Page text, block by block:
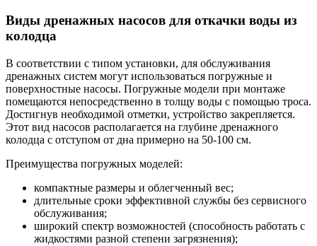
Виды дренажных насосов для откачки воды из
колодца
В соответствии с типом установки, для обслуживания
дренажных систем могут использоваться погружные и
поверхностные насосы. Погружные модели при монтаже
помещаются непосредственно в толщу воды с помощью троса.
Достигнув необходимой отметки, устройство закрепляется.
Этот вид насосов располагается на глубине дренажного
колодца с отступом от дна примерно на 50-100 см.
Преимущества погружных моделей:
компактные размеры и облегченный вес;
длительные сроки эффективной службы без сервисного
обслуживания;
широкий спектр возможностей (способность работать с
жидкостями разной степени загрязнения);